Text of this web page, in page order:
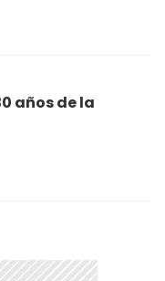
años de la